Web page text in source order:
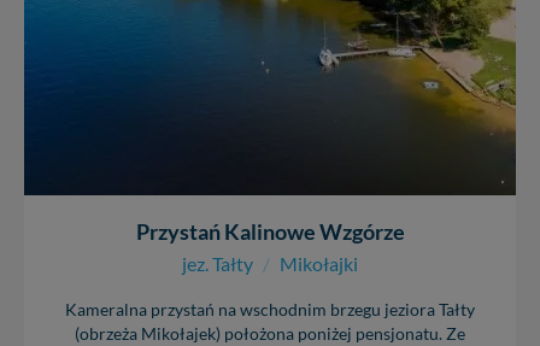
Przystań Kalinowe Wzgórze
jez. Tałty / Mikołajki
Kameralna przystań na wschodnim brzegu jeziora Tałty
(obrzeża Mikołajek) położona poniżej pensjonatu. Ze